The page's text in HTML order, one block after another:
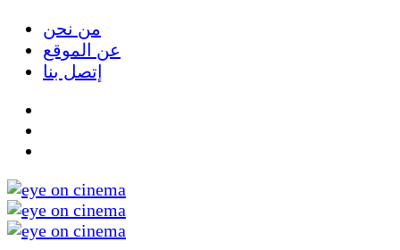
من نحن
عن الموقع
إتصل بنا